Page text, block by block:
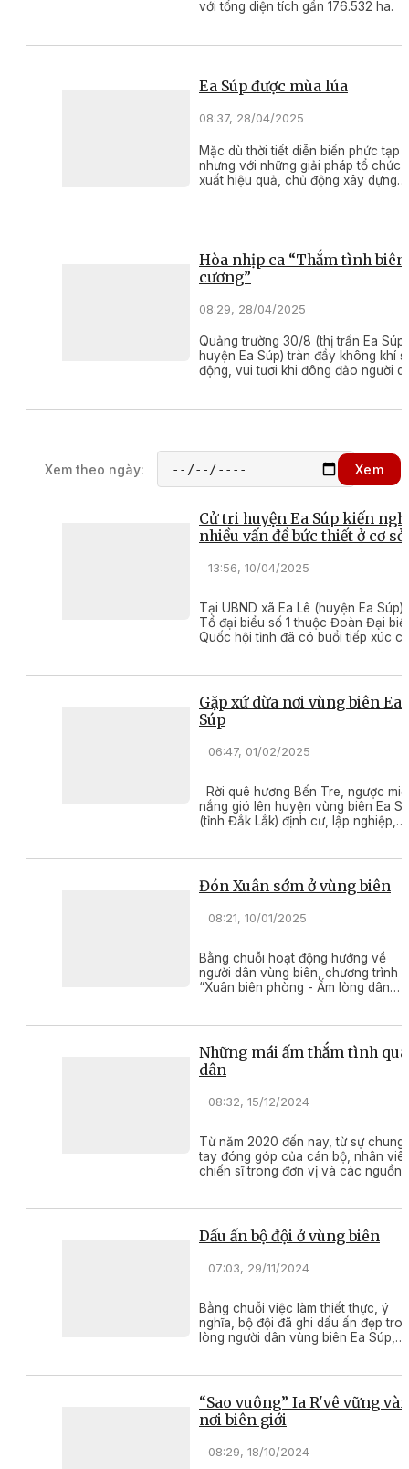
với tổng diện tích gần 176.532 ha.
Ea Súp được mùa lúa
08:37, 28/04/2025
Mặc dù thời tiết diễn biến phức tạp
nhưng với những giải pháp tổ chức
xuất hiệu quả, chủ động xây dựng
Hòa nhịp ca “Thắm tình biên
cương”
08:29, 28/04/2025
Quảng trường 30/8 (thị trấn Ea Súp,
huyện Ea Súp) tràn đầy không khí
động, vui tươi khi đông đảo người
Xem theo ngày: Xem
Cử tri huyện Ea Súp kiến
nhiều vấn đề bức thiết ở cơ sở
13:56, 10/04/2025
Tại UBND xã Ea Lê (huyện Ea Súp),
Tổ đại biểu số 1 thuộc Đoàn Đại
Quốc hội tỉnh đã có buổi tiếp xúc cử
Gặp xứ dừa nơi vùng biên Ea
Súp
06:47, 01/02/2025
Rời quê hương Bến Tre, ngược
nắng gió lên huyện vùng biên Ea
(tỉnh Đắk Lắk) định cư, lập nghiệp,
niềm khắc khoải nhớ quê hương.
Đón Xuân sớm ở vùng biên
08:21, 10/01/2025
Bằng chuỗi hoạt động hướng về
người dân vùng biên, chương trình
“Xuân biên phòng - Ấm lòng dân
năm nay đã mang đến niềm vui,
phúc cho nhiều gia đình, nhiều đối
tượng yếu thế trong cộng đồng.
Những mái ấm thắm tình
dân
08:32, 15/12/2024
Từ năm 2020 đến nay, từ sự chung
tay đóng góp của cán bộ, nhân
chiến sĩ trong đơn vị và các nguồn
Tình nghĩa, ​​​​​​​
Dấu ấn bộ đội ở vùng biên
07:03, 29/11/2024
Bằng chuỗi việc làm thiết thực, ý
nghĩa, bộ đội đã ghi dấu ấn đẹp
lòng người dân vùng biên Ea Súp,
“Sao vuông” Ia R'vê vững
nơi biên giới
08:29, 18/10/2024